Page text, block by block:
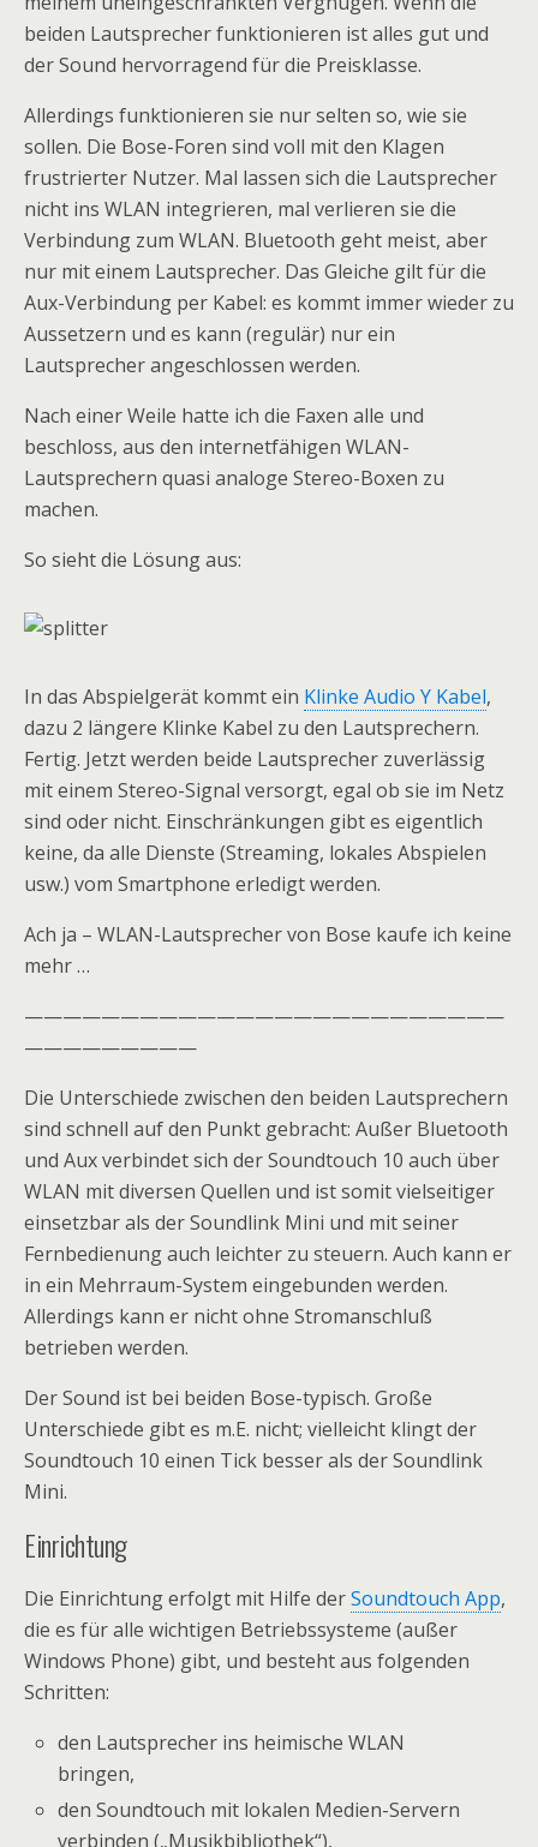
beiden Lautsprecher funktionieren ist alles gut und
der Sound hervorragend für die Preisklasse.
Allerdings funktionieren sie nur selten so, wie sie
sollen. Die Bose-Foren sind voll mit den Klagen
frustrierter Nutzer. Mal lassen sich die Lautsprecher
nicht ins WLAN integrieren, mal verlieren sie die
Verbindung zum WLAN. Bluetooth geht meist, aber
nur mit einem Lautsprecher. Das Gleiche gilt für die
Aux-Verbindung per Kabel: es kommt immer wieder zu
Aussetzern und es kann (regulär) nur ein
Lautsprecher angeschlossen werden.
Nach einer Weile hatte ich die Faxen alle und
beschloss, aus den internetfähigen WLAN-
Lautsprechern quasi analoge Stereo-Boxen zu
machen.
So sieht die Lösung aus:
In das Abspielgerät kommt ein Klinke Audio Y Kabel,
dazu 2 längere Klinke Kabel zu den Lautsprechern.
Fertig. Jetzt werden beide Lautsprecher zuverlässig
mit einem Stereo-Signal versorgt, egal ob sie im Netz
sind oder nicht. Einschränkungen gibt es eigentlich
keine, da alle Dienste (Streaming, lokales Abspielen
usw.) vom Smartphone erledigt werden.
Ach ja – WLAN-Lautsprecher von Bose kaufe ich keine
mehr …
—————————————————————————
—————————
Die Unterschiede zwischen den beiden Lautsprechern
sind schnell auf den Punkt gebracht: Außer Bluetooth
und Aux verbindet sich der Soundtouch 10 auch über
WLAN mit diversen Quellen und ist somit vielseitiger
einsetzbar als der Soundlink Mini und mit seiner
Fernbedienung auch leichter zu steuern. Auch kann er
in ein Mehrraum-System eingebunden werden.
Allerdings kann er nicht ohne Stromanschluß
betrieben werden.
Der Sound ist bei beiden Bose-typisch. Große
Unterschiede gibt es m.E. nicht; vielleicht klingt der
Soundtouch 10 einen Tick besser als der Soundlink
Mini.
Einrichtung
Die Einrichtung erfolgt mit Hilfe derSoundtouch App,
die es für alle wichtigen Betriebssysteme (außer
Windows Phone) gibt, und besteht aus folgenden
Schritten:
den Lautsprecher ins heimische WLAN
bringen,
den Soundtouch mit lokalen Medien-Servern
verbinden („Musikbibliothek“),